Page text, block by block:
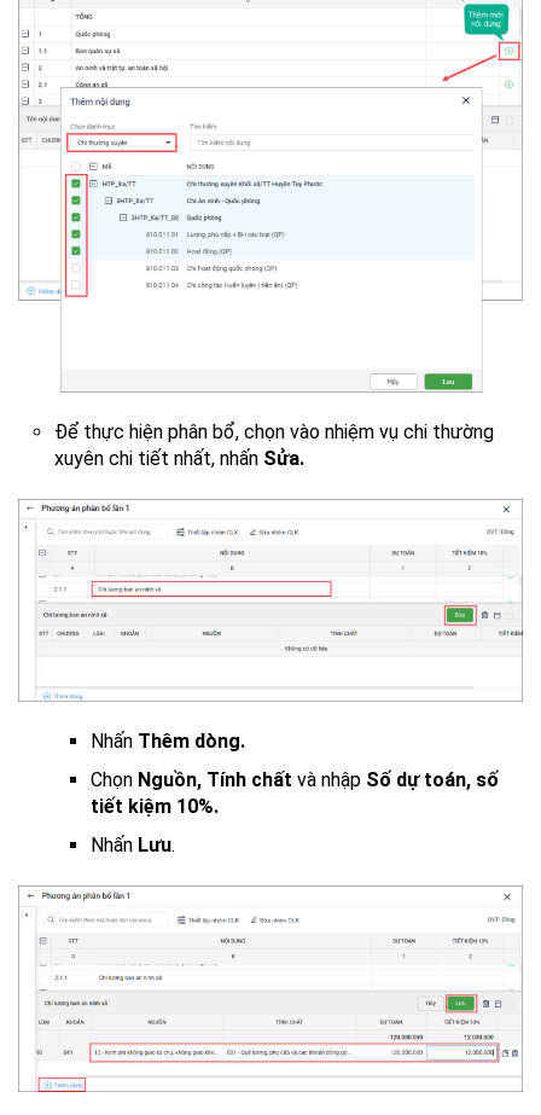
Để thực hiện phân bổ, chọn vào nhiệm vụ chi thường
xuyên chi tiết nhất, nhấn Sửa.
Nhấn Thêm dòng.
Chọn Nguồn, Tính chất và nhập Số dự toán, số
tiết kiệm 10%.
Nhấn Lưu.